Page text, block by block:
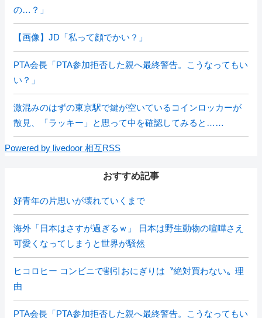
の…？」
【画像】JD「私って顔でかい？」
PTA会長「PTA参加拒否した親へ最終警告。こうなってもい
い？」
激混みのはずの東京駅で鍵が空いているコインロッカーが
散見、「ラッキー」と思って中を確認してみると……
Powered by livedoor 相互RSS
おすすめ記事
好青年の片思いが壊れていくまで
海外「日本はさすが過ぎるｗ」 日本は野生動物の喧嘩さえ
可愛くなってしまうと世界が騒然
ヒコロヒー コンビニで割引おにぎりは〝絶対買わない〟理
由
PTA会長「PTA参加拒否した親へ最終警告。こうなってもい